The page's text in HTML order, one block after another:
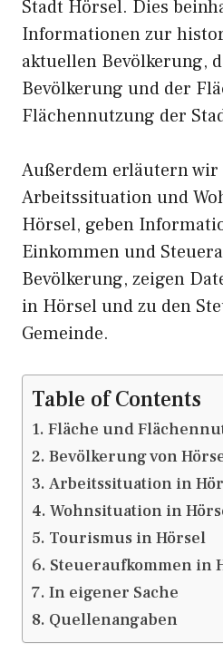
Stadt Hörsel. Dies
Informationen zur
aktuellen Bevölkerung,
Bevölkerung und der
Flächennutzung der
Außerdem erläutern wir
Arbeitssituation und
Hörsel, geben
Einkommen und
Bevölkerung, zeigen
in Hörsel und zu den
Gemeinde.
Table of Contents
Fläche und
Bevölkerung von
Arbeitssituation in
Wohnsituation in
Tourismus in Hörsel
Steueraufkommen in
In eigener Sache
Quellenangaben